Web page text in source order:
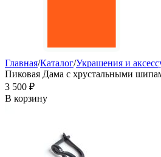
Главная/Каталог/Украшения и
Пиковая Дама с хрустальными
3 500 ₽
В корзину